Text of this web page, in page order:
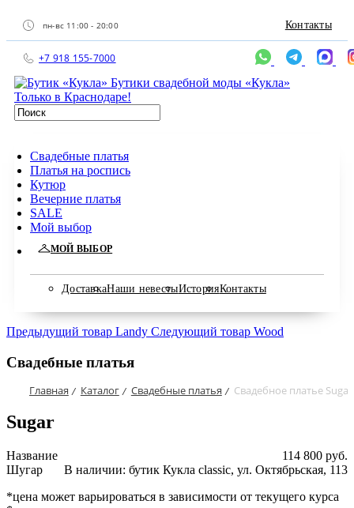
пн-вс 11:00 - 20:00 Контакты
+7 918 155-7000
Бутики свадебной моды «Кукла»
Только в Краснодаре!
Свадебные платья
Платья на роспись
Кутюр
Вечерние платья
SALE
Мой выбор
МОЙ ВЫБОР
ДоставкаНаши невестыИсторияКонтакты
Предыдущий товар Landy Следующий товар Wood
Свадебные платья
Главная / Каталог / Свадебные платья / Свадебное платье Sugar
Sugar
114 800 руб.
В наличии: бутик Кукла classic, ул. Октябрьская, 113
*цена может варьироваться в зависимости от текущего курса
Название
Шугар